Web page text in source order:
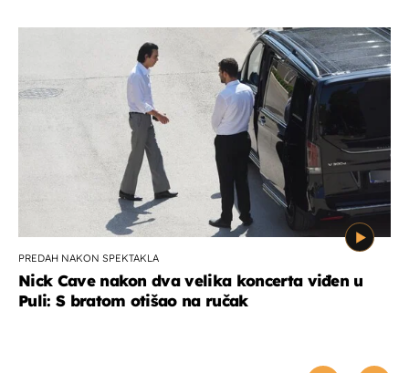
PREDAH NAKON SPEKTAKLA
Nick Cave nakon dva velika koncerta viđen u
Puli: S bratom otišao na ručak